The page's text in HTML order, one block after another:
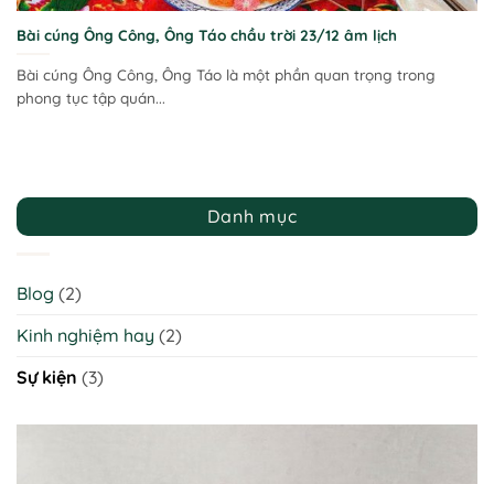
Danh mục
Blog (2)
Kinh nghiệm hay (2)
Sự kiện (3)
Bài cúng Ông Công, Ông Táo chầu trời 23/12 âm lịch
Bài cúng Ông Công, Ông Táo là một phần quan trọng trong
phong tục tập quán...